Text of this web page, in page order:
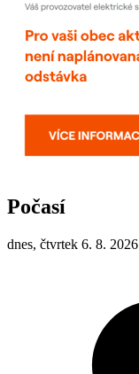
Počasí
dnes, čtvrtek 6. 8. 2026